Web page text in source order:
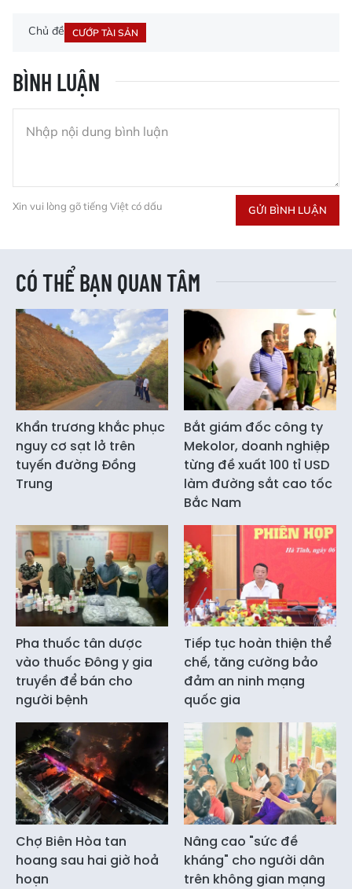
Chủ đề CƯỚP TÀI SẢN
BÌNH LUẬN
Xin vui lòng gõ tiếng Việt có dấu GỬI BÌNH LUẬN
CÓ THỂ BẠN QUAN TÂM
Khẩn trương khắc phục
nguy cơ sạt lở trên
tuyến đường Đồng
Trung
Bắt giám đốc công ty
Mekolor, doanh nghiệp
từng đề xuất 100 tỉ USD
làm đường sắt cao tốc
Bắc Nam
Pha thuốc tân dược
vào thuốc Đông y gia
truyền để bán cho
người bệnh
Tiếp tục hoàn thiện thể
chế, tăng cường bảo
đảm an ninh mạng
quốc gia
Chợ Biên Hòa tan
hoang sau hai giờ hoả
hoạn
Nâng cao "sức đề
kháng" cho người dân
trên không gian mạng